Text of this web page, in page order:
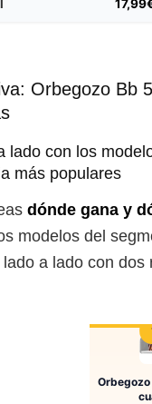
Orbegozo Bb
lado con los
más populares
dónde gana y
modelos del
a lado con dos